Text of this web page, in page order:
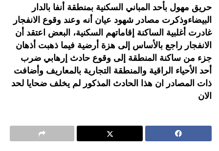
حريق مهول بأحد المباني السكنية بمنطقة أنفا بالدار
البيضاءوذكرت مصادر شهود عيان أنه وعند وقوع الانفجار
غادرت أغلبية الساكنة إقاماتهم السكنية، البعض اعتقد أن
الانفجار راجع بالأساس إلى هزة أرضية فيما ذهبت أذهان
جزء من ساكنة المنطقة إلى وقوع حادث إرهابي ضرب
أحد الأحياء الراقية والمنطقة التجارية بالمعاريف وأضافت
ذات المصادر ان هذا الحادث المذكور لم يخلف ضحايا لحد
الان